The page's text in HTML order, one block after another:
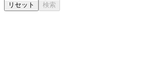
リセット
検索